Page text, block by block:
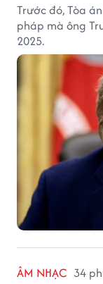
Trước đó, Tòa
pháp mà ông
2025.
ÂM NHẠC 34